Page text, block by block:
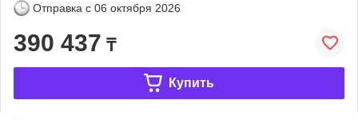
Отправка с 06 октября 2026
390 437 ₸
Купить